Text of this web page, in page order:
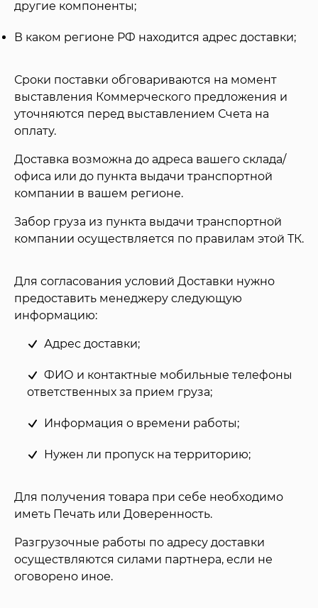
другие компоненты;
В каком регионе РФ находится адрес доставки;
Сроки поставки обговариваются на момент
выставления Коммерческого предложения и
уточняются перед выставлением Счета на
оплату.
Доставка возможна до адреса вашего склада/
офиса или до пункта выдачи транспортной
компании в вашем регионе.
Забор груза из пункта выдачи транспортной
компании осуществляется по правилам этой ТК.
Для согласования условий Доставки нужно
предоставить менеджеру следующую
информацию:
Адрес доставки;
ФИО и контактные мобильные телефоны
ответственных за прием груза;
Информация о времени работы;
Нужен ли пропуск на территорию;
Для получения товара при себе необходимо
иметь Печать или Доверенность.
Разгрузочные работы по адресу доставки
осуществляются силами партнера, если не
оговорено иное.